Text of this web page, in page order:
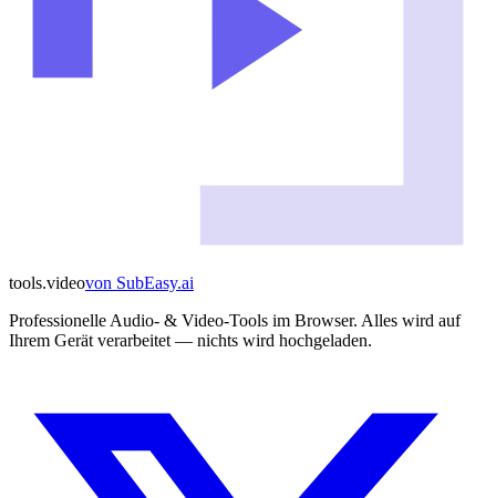
tools.videovon SubEasy.ai
Professionelle Audio- & Video-Tools im Browser. Alles wird auf
Ihrem Gerät verarbeitet — nichts wird hochgeladen.